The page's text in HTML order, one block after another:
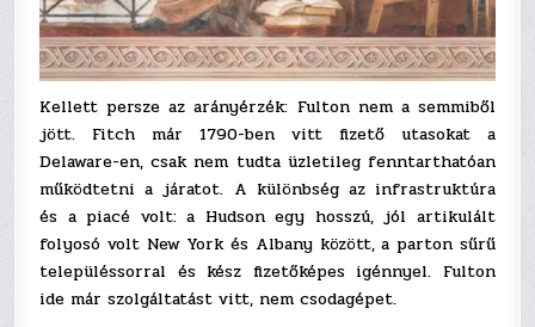
Kellett persze az arányérzék: Fulton nem a semmiből
jött. Fitch már 1790-ben vitt fizető utasokat a
Delaware-en, csak nem tudta üzletileg fenntarthatóan
működtetni a járatot. A különbség az infrastruktúra
és a piacé volt: a Hudson egy hosszú, jól artikulált
folyosó volt New York és Albany között, a parton sűrű
településsorral és kész fizetőképes igénnyel. Fulton
ide már szolgáltatást vitt, nem csodagépet.